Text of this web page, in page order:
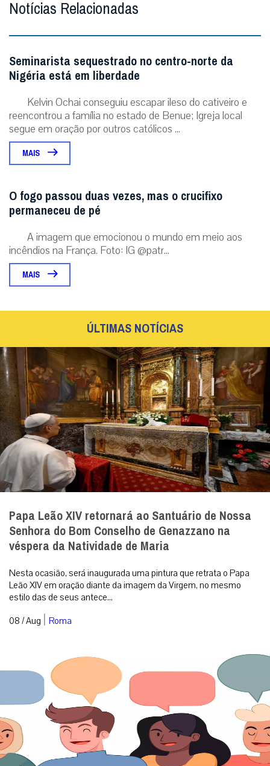
Notícias Relacionadas
Seminarista sequestrado no centro-norte da
Nigéria está em liberdade
Kelvin Ochai conseguiu escapar ileso do cativeiro e
reencontrou a família no estado de Benue; Igreja local
segue em oração por outros católicos ...
MAIS
O fogo passou duas vezes, mas o crucifixo
permaneceu de pé
A imagem que emocionou o mundo em meio aos
incêndios na França. Foto: IG @patr...
MAIS
ÚLTIMAS NOTÍCIAS
Papa Leão XIV retornará ao Santuário de Nossa
Senhora do Bom Conselho de Genazzano na
véspera da Natividade de Maria
Nesta ocasião, será inaugurada uma pintura que retrata o Papa
Leão XIV em oração diante da imagem da Virgem, no mesmo
estilo das de seus antece...
08 / Aug | Roma